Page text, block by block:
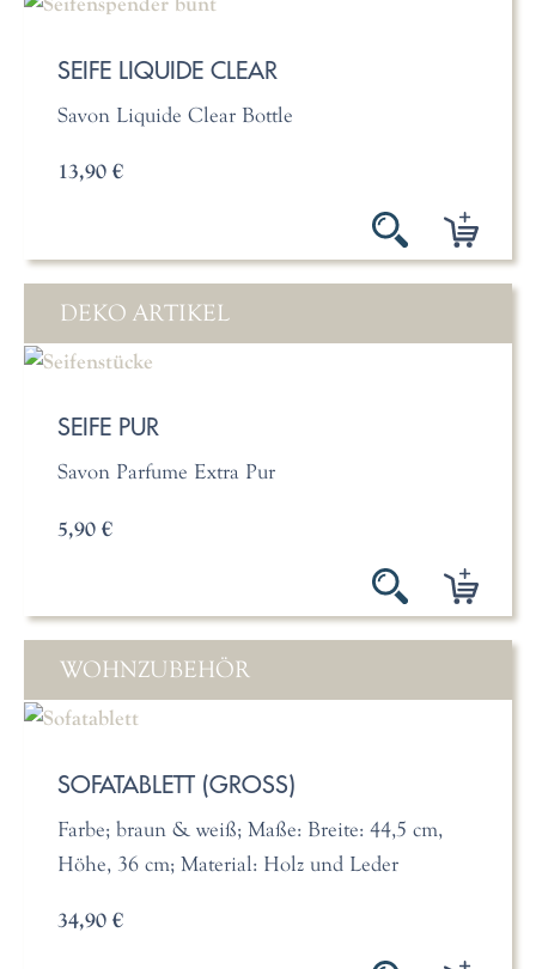
SEIFE LIQUIDE CLEAR
Savon Liquide Clear Bottle
13,90 €
DEKO ARTIKEL
SEIFE PUR
Savon Parfume Extra Pur
5,90 €
WOHNZUBEHÖR
SOFATABLETT (GROSS)
Farbe; braun & weiß; Maße: Breite: 44,5 cm,
Höhe, 36 cm; Material: Holz und Leder
34,90 €